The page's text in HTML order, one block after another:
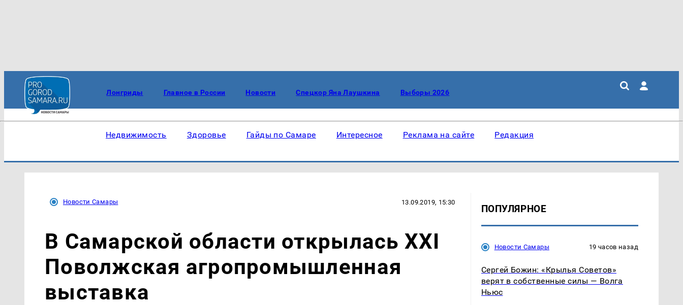
Лонгриды Главное в России Новости Спецкор Яна Лаушкина Выборы 2026
Недвижимость Здоровье Гайды по Самаре Интересное Реклама на сайте Редакция
Новости Самары 13.09.2019, 15:30
В Самарской области открылась XXI
Поволжская агропромышленная
выставка
ПОПУЛЯРНОЕ
Новости Самары 19 часов назад
Сергей Божин: «Крылья Советов»
верят в собственные силы — Волга
Ньюс